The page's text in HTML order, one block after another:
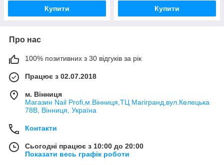
Купити Купити
Про нас
100% позитивних з 30 відгуків за рік
Працює з 02.07.2018
м. Вінниця
Магазин Nail Profi,м.Вінниця,ТЦ Магігранд,вул.Келецька
78В, Вінниця, Україна
Контакти
Сьогодні працює з 10:00 до 20:00
Показати весь графік роботи